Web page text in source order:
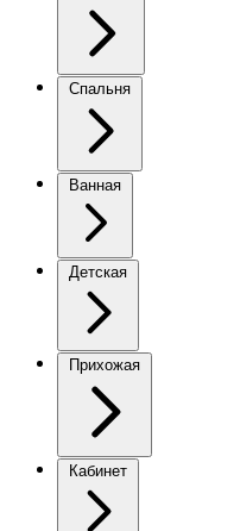
Спальня
Ванная
Детская
Прихожая
Кабинет